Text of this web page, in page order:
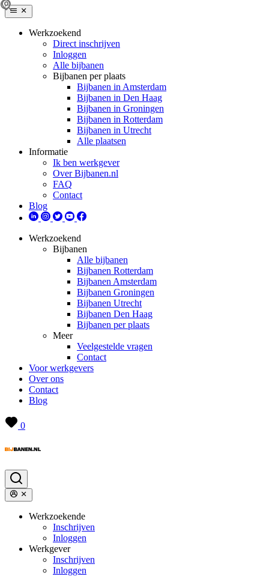
Werkzoekend
Direct inschrijven
Inloggen
Alle bijbanen
Bijbanen per plaats
Bijbanen in Amsterdam
Bijbanen in Den Haag
Bijbanen in Groningen
Bijbanen in Rotterdam
Bijbanen in Utrecht
Alle plaatsen
Informatie
Ik ben werkgever
Over Bijbanen.nl
FAQ
Contact
Blog
Werkzoekend
Bijbanen
Alle bijbanen
Bijbanen Rotterdam
Bijbanen Amsterdam
Bijbanen Groningen
Bijbanen Utrecht
Bijbanen Den Haag
Bijbanen per plaats
Meer
Veelgestelde vragen
Contact
Voor werkgevers
Over ons
Contact
Blog
0
Werkzoekende
Inschrijven
Inloggen
Werkgever
Inschrijven
Inloggen